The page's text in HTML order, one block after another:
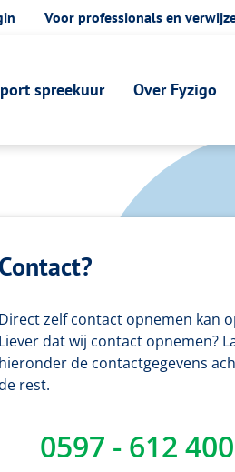
Voor professionals en
spreekuur Over Fyzigo
Contact?
Direct zelf contact opnemen kan
Liever dat wij contact opnemen?
hieronder de contactgegevens
rest.
0597 - 612 400